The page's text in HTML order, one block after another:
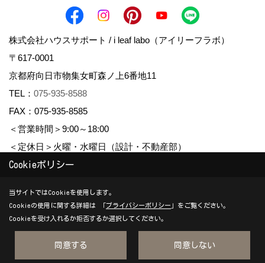
株式会社ハウスサポート / i leaf labo（アイリーフラボ）
〒617-0001
京都府向日市物集女町森ノ上6番地11
TEL： 075-935-8588
FAX：075-935-8585
＜営業時間＞9:00～18:00
＜定休日＞火曜・水曜日（設計・不動産部）
Copyright (c) housesupport. All Rights Reserved.
Produced byゴデスクリエイト
Cookieポリシー
当サイトではCookieを使用します。
Cookieの使用に関する詳細は 「プライバシーポリシー 」をご覧ください。
Cookieを受け入れるか拒否するか選択してください。
同意する 同意しない